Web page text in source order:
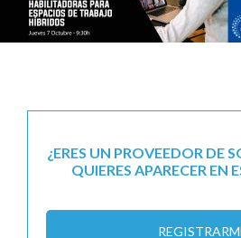
¿ERES UN PROVEEDOR DE
QUIERES APARECER EN